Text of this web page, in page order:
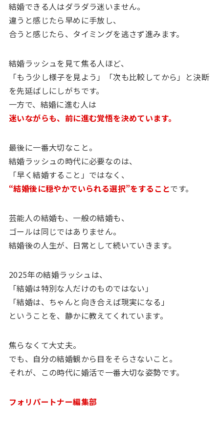
結婚できる人はダラダラ迷いません。
違うと感じたら早めに手放し、
合うと感じたら、タイミングを逃さず進みます。
結婚ラッシュを見て焦る人ほど、
「もう少し様子を見よう」「次も比較してから」と決断
を先延ばしにしがちです。
一方で、結婚に進む人は
迷いながらも、前に進む覚悟を決めています。
最後に一番大切なこと。
結婚ラッシュの時代に必要なのは、
「早く結婚すること」ではなく、
“結婚後に穏やかでいられる選択”をすることです。
芸能人の結婚も、一般の結婚も、
ゴールは同じではありません。
結婚後の人生が、日常として続いていきます。
2025年の結婚ラッシュは、
「結婚は特別な人だけのものではない」
「結婚は、ちゃんと向き合えば現実になる」
ということを、静かに教えてくれています。
焦らなくて大丈夫。
でも、自分の結婚観から目をそらさないこと。
それが、この時代に婚活で一番大切な姿勢です。
フォリパートナー編集部